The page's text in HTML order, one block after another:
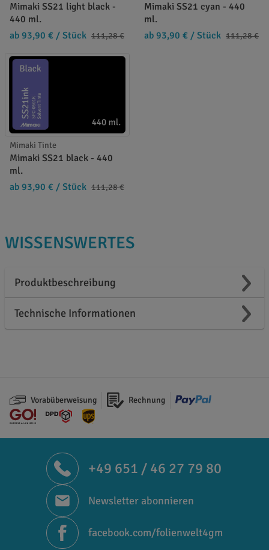
Mimaki SS21 light black -
440 ml.
ab 93,90 € / Stück 111,28 €
Mimaki SS21 cyan - 440
ml.
ab 93,90 € / Stück 111,28 €
Mimaki Tinte
Mimaki SS21 black - 440
ml.
ab 93,90 € / Stück 111,28 €
WISSENSWERTES
Produktbeschreibung
Technische Informationen
Vorabüberweisung Rechnung
+49 651 / 46 27 79 80
Newsletter abonnieren
facebook.com/folienwelt4gm